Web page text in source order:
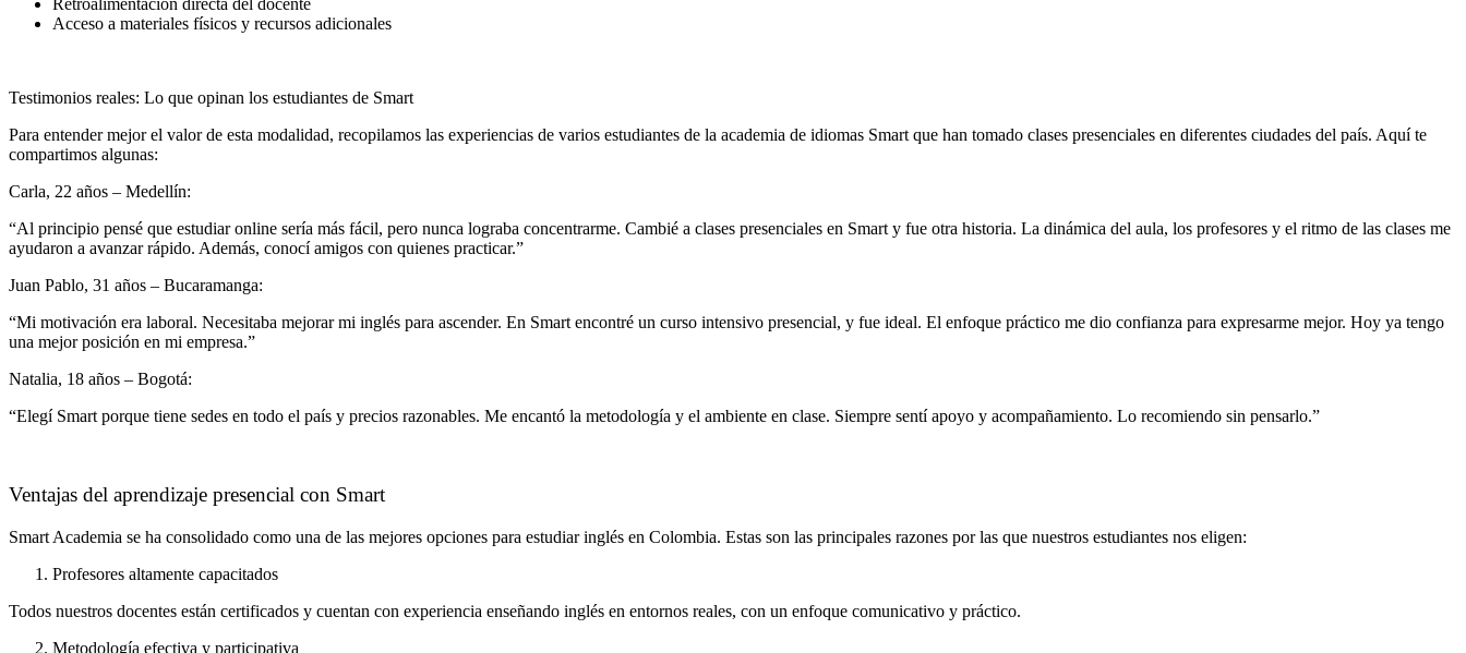
Acceso a materiales físicos y recursos adicionales
Testimonios reales: Lo que opinan los estudiantes de Smart
Para entender mejor el valor de esta modalidad, recopilamos las experiencias de varios estudiantes de la academia de idiomas Smart que han tomado clases presenciales en diferentes ciudades del país. Aquí te
compartimos algunas:
Carla, 22 años – Medellín:
“Al principio pensé que estudiar online sería más fácil, pero nunca lograba concentrarme. Cambié a clases presenciales en Smart y fue otra historia. La dinámica del aula, los profesores y el ritmo de las clases me
ayudaron a avanzar rápido. Además, conocí amigos con quienes practicar.”
Juan Pablo, 31 años – Bucaramanga:
“Mi motivación era laboral. Necesitaba mejorar mi inglés para ascender. En Smart encontré un curso intensivo presencial, y fue ideal. El enfoque práctico me dio confianza para expresarme mejor. Hoy ya tengo
una mejor posición en mi empresa.”
Natalia, 18 años – Bogotá:
“Elegí Smart porque tiene sedes en todo el país y precios razonables. Me encantó la metodología y el ambiente en clase. Siempre sentí apoyo y acompañamiento. Lo recomiendo sin pensarlo.”
Ventajas del aprendizaje presencial con Smart
Smart Academia se ha consolidado como una de las mejores opciones para estudiar inglés en Colombia. Estas son las principales razones por las que nuestros estudiantes nos eligen:
Profesores altamente capacitados
Todos nuestros docentes están certificados y cuentan con experiencia enseñando inglés en entornos reales, con un enfoque comunicativo y práctico.
Metodología efectiva y participativa